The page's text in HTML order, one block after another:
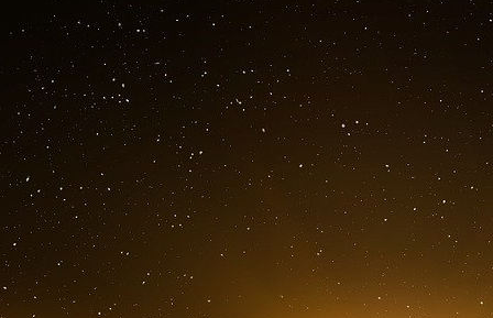
De l’avis de nombreux observateurs, la
l’isolationnisme américain. Dès lors, le
stratégique européenne revient sur le
stratégique comporte une composante
nouvelle question émerge dernièrement : en
Européens pourraient-ils eux-mêmes
nucléaire ?
Hormis la Russie, seuls deux pays
la France, avec 290 têtes nucléaires, et le
de la redéfinition de l’ordre mondial qu’une
les capacités nucléaires de ces deux pays